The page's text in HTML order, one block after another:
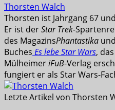
Thorsten Walch
Thorsten ist Jahrgang 67
Er ist derStar Trek-
des MagazinsPhantastika
Buches Es lebe Star Wars,
MülheimeriFuB-Verlag
fungiert er als Star Wars-
Letzte Artikel von Thorsten